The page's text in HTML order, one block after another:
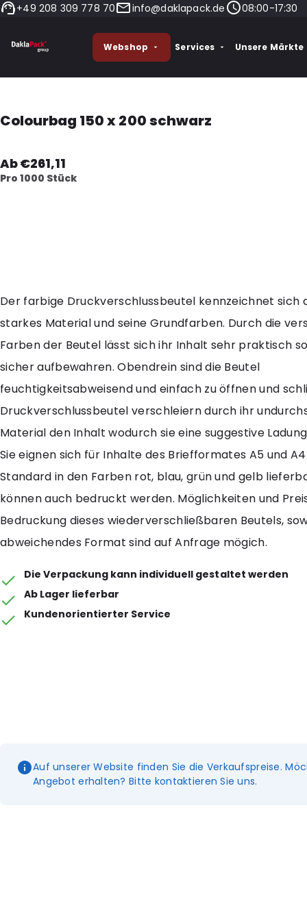
+49 208 309 778 70 info@daklapack.de 08:00-17:30
Webshop Services Unsere Märkte
Colourbag 150 x 200 schwarz
Ab €261,11
Pro 1000 Stück
Der farbige Druckverschlussbeutel kennzeichnet sich
starkes Material und seine Grundfarben. Durch die
Farben der Beutel lässt sich ihr Inhalt sehr praktisch
sicher aufbewahren. Obendrein sind die Beutel
feuchtigkeitsabweisend und einfach zu öffnen und
Druckverschlussbeutel verschleiern durch ihr
Material den Inhalt wodurch sie eine suggestive
Sie eignen sich für Inhalte des Briefformates A5 und
Standard in den Farben rot, blau, grün und gelb
können auch bedruckt werden. Möglichkeiten und
Bedruckung dieses wiederverschließbaren Beutels,
abweichendes Format sind auf Anfrage mögich.
Die Verpackung kann individuell gestaltet werden
Ab Lager lieferbar
Kundenorientierter Service
Auf unserer Website finden Sie die Verkaufspreise.
Angebot erhalten? Bitte kontaktieren Sie uns.